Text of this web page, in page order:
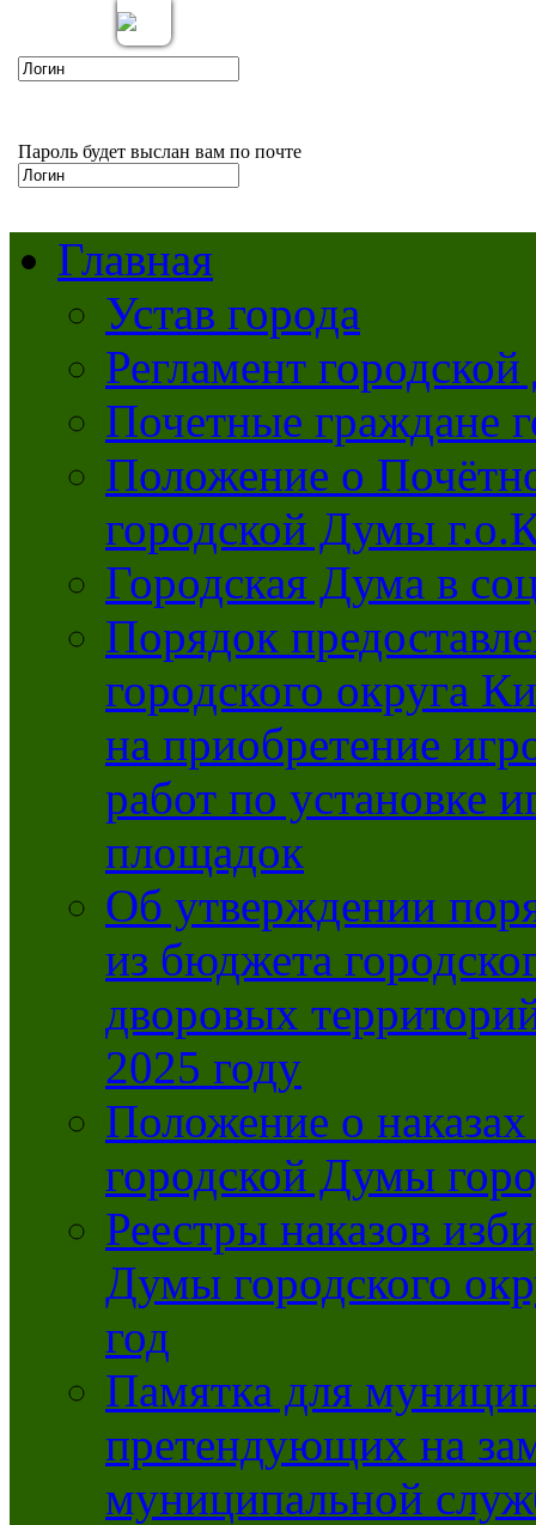
Версия для слабовидящих:
Пароль будет выслан вам по почте
Главная
Устав города
Регламент
Почетные граждане
Положение о
городской Думы
Городская Дума в
Порядок
городского округа
на приобретение
работ по установке
площадок
Об утверждении
из бюджета
дворовых
2025 году
Положение о
городской Думы
Реестры наказов
Думы городского
год
Памятка для
претендующих на
муниципальной